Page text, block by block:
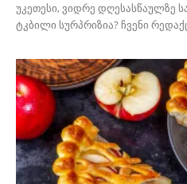
უკეთესი, ვიდრე დღესასწაულზე
ტკბილი სურპრიზია? ჩვენი